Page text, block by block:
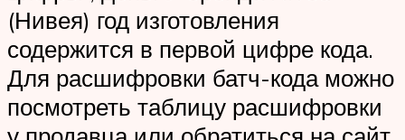
(Нивея) год изготовления
содержится в первой цифре кода.
Для расшифровки батч-кода можно
посмотреть таблицу расшифровки